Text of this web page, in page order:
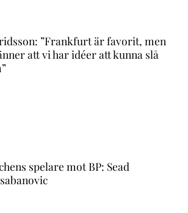
”Frankfurt är favorit, men
att vi har idéer att kunna slå
spelare mot BP: Sead